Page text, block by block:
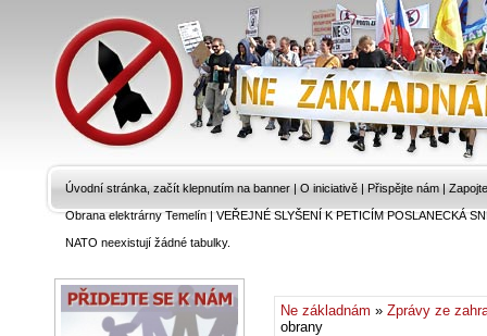
Úvodní stránka, začít klepnutím na banner | O iniciativě | Přispějte nám |
Obrana elektrárny Temelín|VEŘEJNÉ SLYŠENÍ K PETICÍM POSLANECKÁ
NATO neexistují žádné tabulky.
Ne základnám » Zprávy ze
obrany